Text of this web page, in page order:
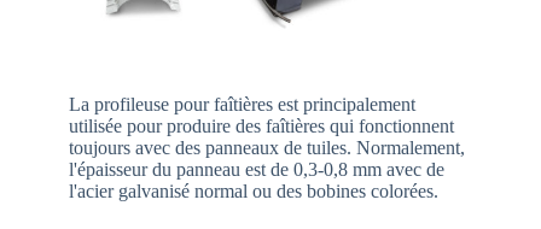
La profileuse pour faîtières est principalement
utilisée pour produire des faîtières qui fonctionnent
toujours avec des panneaux de tuiles. Normalement,
l'épaisseur du panneau est de 0,3-0,8 mm avec de
l'acier galvanisé normal ou des bobines colorées.